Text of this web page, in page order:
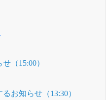
（15:00）
お知らせ（13:30）